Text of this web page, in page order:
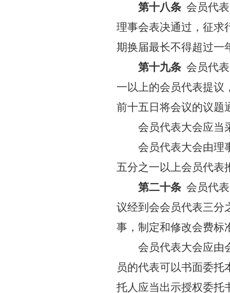
第十八条 会员代
理事会表决通过，征求
期换届最长不得超过一
第十九条 会员代
一以上的会员代表提议
前十五日将会议的议题
会员代表大会应当
会员代表大会由理
五分之一以上会员代表
第二十条 会员代
议经到会会员代表三分
事，制定和修改会费标
会员代表大会应由
员的代表可以书面委
托人应当出示授权委托